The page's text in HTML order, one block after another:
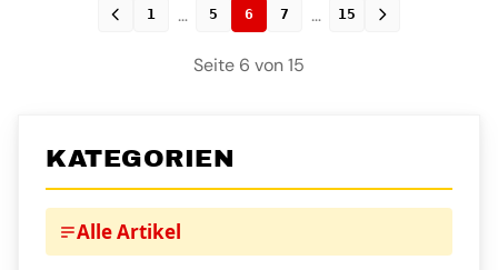
1 … 5 6 7 … 15
Seite 6 von 15
KATEGORIEN
Alle Artikel